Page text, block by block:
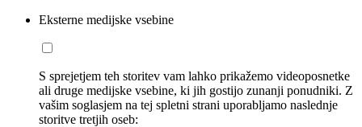
Eksterne medijske vsebine
S sprejetjem teh storitev vam lahko prikažemo videoposnetke
ali druge medijske vsebine, ki jih gostijo zunanji ponudniki. Z
vašim soglasjem na tej spletni strani uporabljamo naslednje
storitve tretjih oseb: